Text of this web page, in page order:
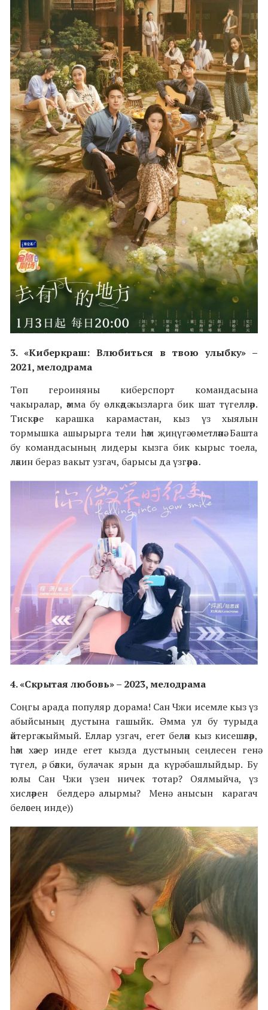
3. «Киберкраш: Влюбиться в твою улыбку» –
2021,мелодрама
Төп героиняны киберспорт командасына
чакыралар, әмма бу өлкәдә кызларга бик шат түгелләр.
Тискәре карашка карамастан, кыз үз хыялын
тормышка ашырырга тели һәм җиңүгә өметләнә. Башта
бу командасының лидеры кызга бик кырыс тоела,
ләкин бераз вакыт узгач, барысы да үзгәрәәә…
4.«Скрытая любовь»– 2023,мелодрама
Соңгы арада популяр дорама! Сан Чжи исемле кыз үз
абыйсының дустына гашыйк. Әмма ул бу турыда
әйтергә кыймый. Еллар узгач, егет белән кыз кисешәләр,
һәм хәзер инде егет кызда дустының сеңлесен генә
түгел, ә, бәлки, булачак ярын да күрә башлыйдыр. Бу
юлы Сан Чжи үзен ничек тотар? Оялмыйча, үз
хисләрен белдерә алырмы? Менә анысын карагач
беләсең инде))